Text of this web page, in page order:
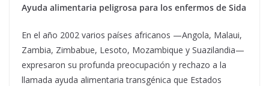
Ayuda alimentaria peligrosa para los enfermos de Sida
En el año 2002 varios países africanos —Angola, Malaui,
Zambia, Zimbabue, Lesoto, Mozambique y Suazilandia—
expresaron su profunda preocupación y rechazo a la
llamada ayuda alimentaria transgénica que Estados